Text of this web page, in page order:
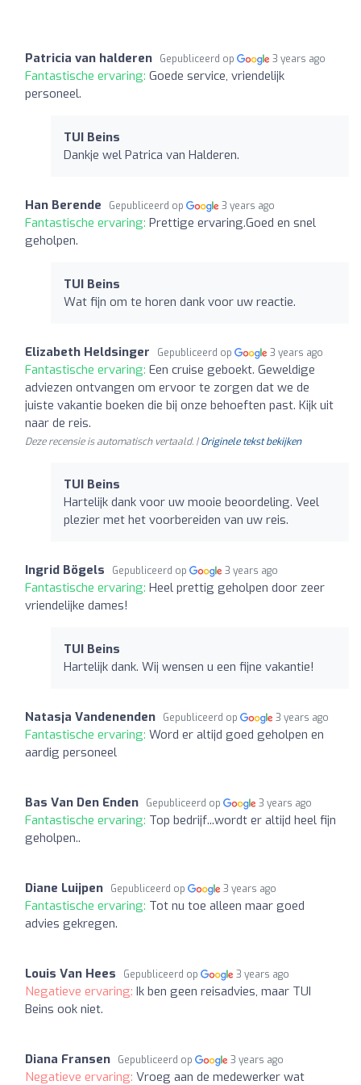
Patricia van halderen Gepubliceerd op 3 years ago
Fantastische ervaring: Goede service, vriendelijk
personeel.
TUI Beins
Dankje wel Patrica van Halderen.
Han Berende Gepubliceerd op 3 years ago
Fantastische ervaring: Prettige ervaring.Goed en snel
geholpen.
TUI Beins
Wat fijn om te horen dank voor uw reactie.
Elizabeth Heldsinger Gepubliceerd op 3 years ago
Fantastische ervaring: Een cruise geboekt. Geweldige
adviezen ontvangen om ervoor te zorgen dat we de
juiste vakantie boeken die bij onze behoeften past. Kijk uit
naar de reis.
Deze recensie is automatisch vertaald. |Originele tekst bekijken
TUI Beins
Hartelijk dank voor uw mooie beoordeling. Veel
plezier met het voorbereiden van uw reis.
Ingrid Bögels Gepubliceerd op 3 years ago
Fantastische ervaring: Heel prettig geholpen door zeer
vriendelijke dames!
TUI Beins
Hartelijk dank. Wij wensen u een fijne vakantie!
Natasja Vandenenden Gepubliceerd op 3 years ago
Fantastische ervaring: Word er altijd goed geholpen en
aardig personeel
Bas Van Den Enden Gepubliceerd op 3 years ago
Fantastische ervaring: Top bedrijf...wordt er altijd heel fijn
geholpen..
Diane Luijpen Gepubliceerd op 3 years ago
Fantastische ervaring: Tot nu toe alleen maar goed
advies gekregen.
Louis Van Hees Gepubliceerd op 3 years ago
Negatieve ervaring: Ik ben geen reisadvies, maar TUI
Beins ook niet.
Diana Fransen Gepubliceerd op 3 years ago
Negatieve ervaring: Vroeg aan de medewerker wat